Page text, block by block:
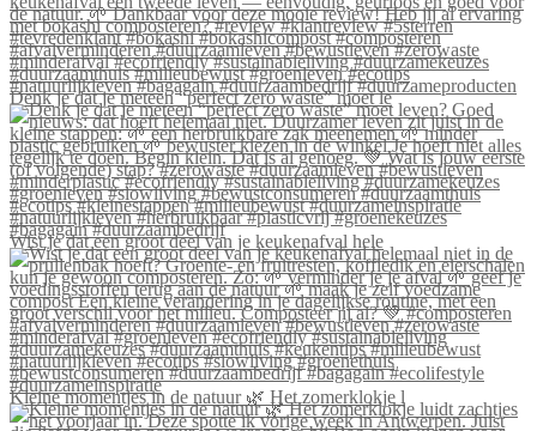
Denk je dat je meteen “perfect zero waste” moet le
Wist je dat een groot deel van je keukenafval hele
Kleine momentjes in de natuur 🌿 Het zomerklokje l